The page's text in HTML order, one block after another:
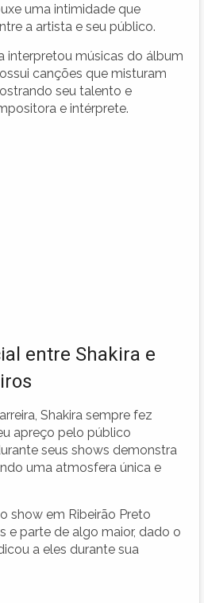
uma intimidade que
a artista e seu público.
interpretou músicas do álbum
canções que misturam
seu talento e
e intérprete.
entre Shakira e
Shakira sempre fez
apreço pelo público
seus shows demonstra
uma atmosfera única e
show em Ribeirão Preto
e parte de algo maior, dado o
a eles durante sua